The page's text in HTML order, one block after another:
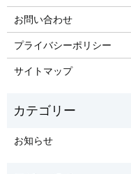
お問い合わせ
プライバシーポリシー
サイトマップ
お知らせ